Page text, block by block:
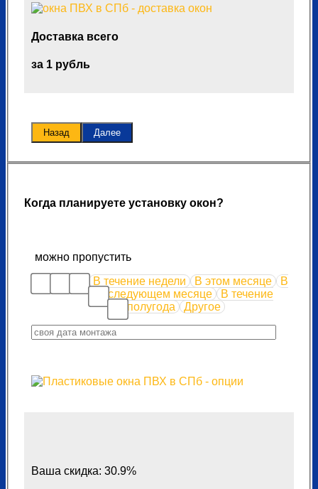
Доставка всего
за 1 рубль
Назад Далее
Когда планируете установку окон?
можно пропустить
В течение недели
В этом месяце
В
следующем месяце
В течение
полугода
Другое
Ваша скидка: 30.9%